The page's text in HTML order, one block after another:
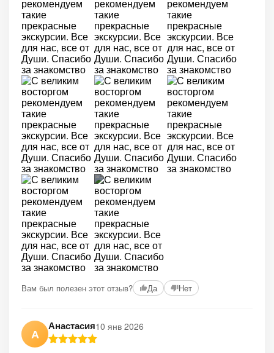
Вам был полезен этот отзыв? Да Нет
А
Анастасия10 янв 2026